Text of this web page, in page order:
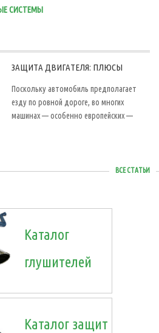
СИСТЕМЫ
ЗАЩИТА ДВИГАТЕЛЯ: ПЛЮСЫ
Поскольку автомобиль предполагает
езду по ровной дороге, во многих
машинах — особенно европейских —
ВСЕ СТАТЬИ
Каталог
глушителей
Каталог защит